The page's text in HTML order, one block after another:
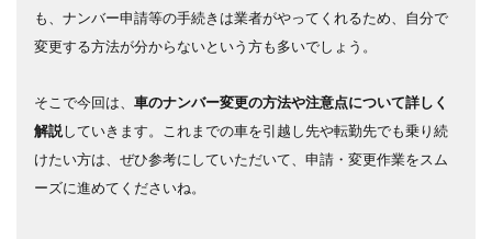
も、ナンバー申請等の手続きは業者がやってくれるため、自分で
変更する方法が分からないという方も多いでしょう。
そこで今回は、車のナンバー変更の方法や注意点について詳しく
解説していきます。これまでの車を引越し先や転勤先でも乗り続
けたい方は、ぜひ参考にしていただいて、申請・変更作業をスム
ーズに進めてくださいね。